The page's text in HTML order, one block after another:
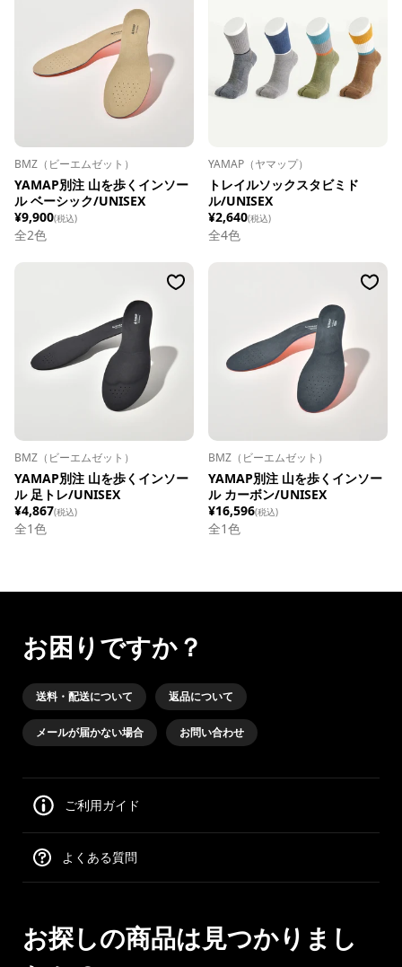
BMZ（ビーエムゼット）
YAMAP別注 山を歩くインソー
ル ベーシック/UNISEX
¥9,900(税込)
全2色
YAMAP（ヤマップ）
トレイルソックスタビミド
ル/UNISEX
¥2,640(税込)
全4色
BMZ（ビーエムゼット）
YAMAP別注 山を歩くインソー
ル 足トレ/UNISEX
¥4,867(税込)
全1色
BMZ（ビーエムゼット）
YAMAP別注 山を歩くインソー
ル カーボン/UNISEX
¥16,596(税込)
全1色
お困りですか？
送料・配送について 返品について
メールが届かない場合 お問い合わせ
ご利用ガイド
よくある質問
お探しの商品は見つかりまし